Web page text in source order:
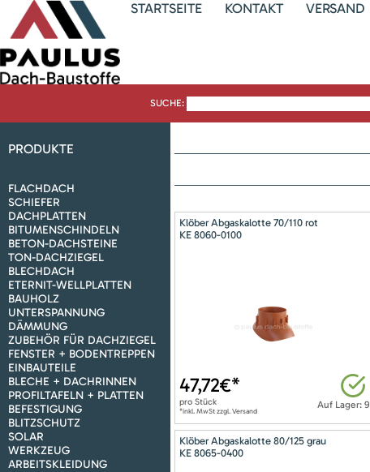
STARTSEITE KONTAKT VERSAND
SUCHE:
PRODUKTE
FLACHDACH
SCHIEFER
DACHPLATTEN
BITUMENSCHINDELN
BETON-DACHSTEINE
TON-DACHZIEGEL
BLECHDACH
ETERNIT-WELLPLATTEN
BAUHOLZ
UNTERSPANNUNG
DÄMMUNG
ZUBEHÖR FÜR DACHZIEGEL
FENSTER + BODENTREPPEN
EINBAUTEILE
BLECHE + DACHRINNEN
PROFILTAFELN + PLATTEN
BEFESTIGUNG
BLITZSCHUTZ
SOLAR
WERKZEUG
ARBEITSKLEIDUNG
Klöber Abgaskalotte 70/110 rot
KE 8060-0100
Auf Lager: 9
47,72€*
pro Stück
*inkl. MwSt zzgl. Versand
Klöber Abgaskalotte 80/125 grau
KE 8065-0400